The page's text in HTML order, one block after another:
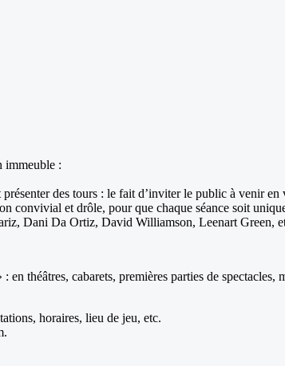
immeuble :
des tours : le fait d’inviter le public à venir en
convivial et drôle, pour que chaque séance soit
Dani Da Ortiz, David Williamson, Leenart Green,
cabarets, premières parties de spectacles,
horaires, lieu de jeu, etc.